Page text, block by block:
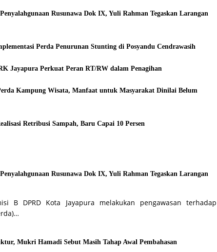
Rusunawa Dok IX, Yuli Rahman Tegaskan Larangan
Perda Penurunan Stunting di Posyandu Cendrawasih
Jayapura Perkuat Peran RT/RW dalam Penagihan
Kampung Wisata, Manfaat untuk Masyarakat Dinilai Belum
Retribusi Sampah, Baru Capai 10 Persen
Rusunawa Dok IX, Yuli Rahman Tegaskan Larangan
B DPRD Kota Jayapura melakukan pengawasan terhadap
Mukri Hamadi Sebut Masih Tahap Awal Pembahasan